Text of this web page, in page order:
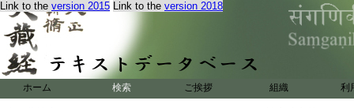
Link to the version 2015 Link to the version 2018
ホーム 検索 ご挨拶 組織 利